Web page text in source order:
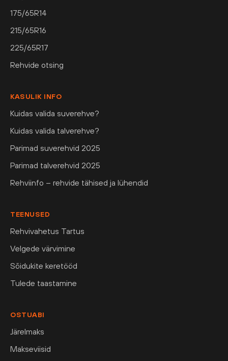
175/65R14
215/65R16
225/65R17
Rehvide otsing
KASULIK INFO
Kuidas valida suverehve?
Kuidas valida talverehve?
Parimad suverehvid 2025
Parimad talverehvid 2025
Rehviinfo – rehvide tähised ja lühendid
TEENUSED
Rehvivahetus Tartus
Velgede värvimine
Sõidukite keretööd
Tulede taastamine
OSTUABI
Järelmaks
Makseviisid